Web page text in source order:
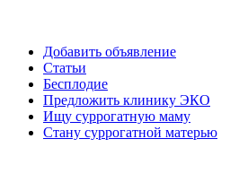
Добавить объявление
Статьи
Бесплодие
Предложить клинику ЭКО
Ищу суррогатную маму
Стану суррогатной матерью